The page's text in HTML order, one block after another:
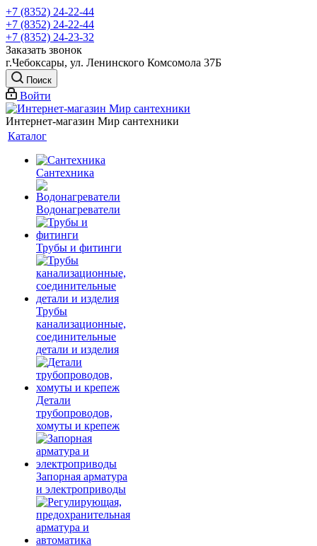
+7 (8352) 24-22-44
+7 (8352) 24-22-44
+7 (8352) 24-23-32
Заказать звонок
г.Чебоксары, ул. Ленинского Комсомола 37Б
Поиск
Войти
Интернет-магазин Мир сантехники
Каталог
Сантехника
Водонагреватели
Трубы и фитинги
Трубы
канализационные,
соединительные
детали и изделия
Детали
трубопроводов,
хомуты и крепеж
Запорная арматура
и электроприводы